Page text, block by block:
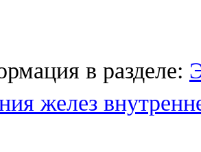
в разделе:
желез